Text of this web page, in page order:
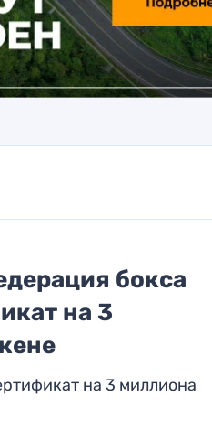
бокса
на 3
на 3 миллиона